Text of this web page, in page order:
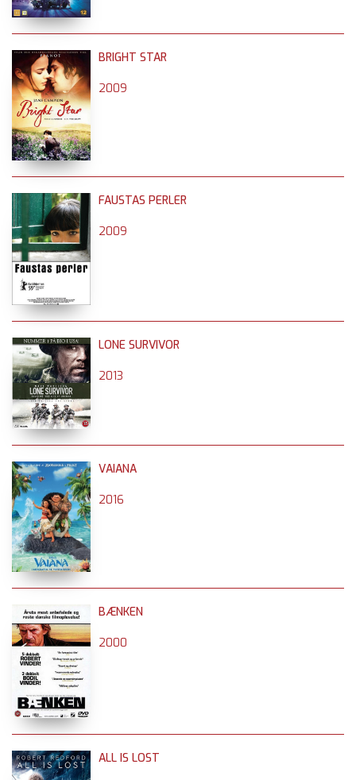
BRIGHT STAR
2009
FAUSTAS PERLER
2009
LONE SURVIVOR
2013
VAIANA
2016
BÆNKEN
2000
ALL IS LOST